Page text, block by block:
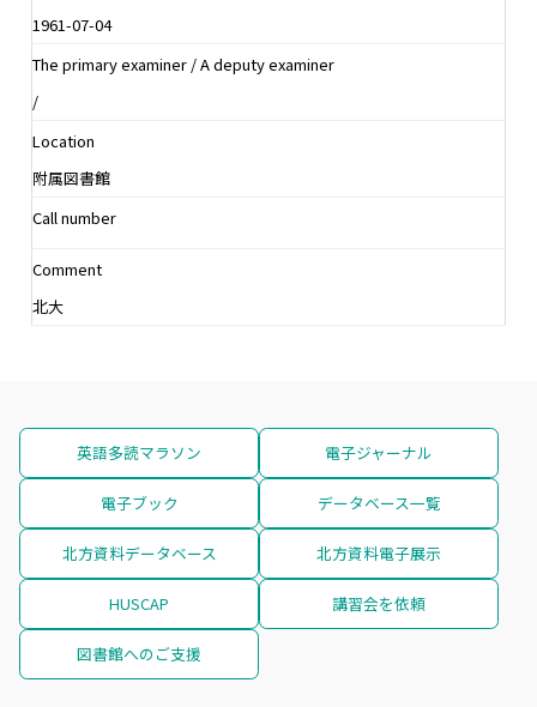
1961-07-04
The primary examiner / A deputy examiner
/
Location
附属図書館
Call number
Comment
北大
英語多読マラソン 電子ジャーナル
電子ブック データベース一覧
北方資料データベース 北方資料電子展示
HUSCAP 講習会を依頼
図書館へのご支援